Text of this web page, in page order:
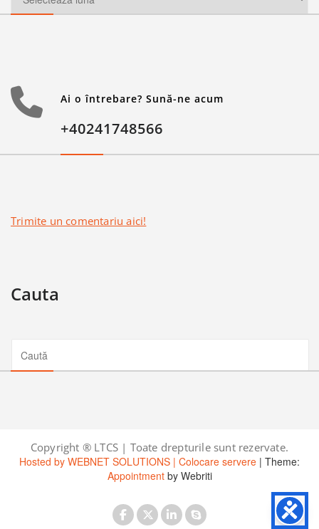
Ai o întrebare? Sună-ne acum
+40241748566
Trimite un comentariu aici!
Cauta
Copyright ® LTCS | Toate drepturile sunt rezervate.
Hosted by WEBNET SOLUTIONS | Colocare servere | Theme:
Appointmentby Webriti